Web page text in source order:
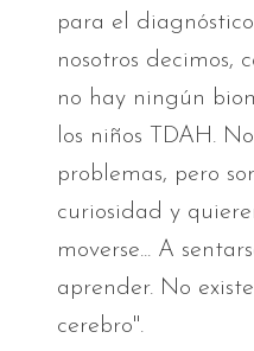
para el
nosotros decimos,
no hay ningún
los niños TDAH.
problemas, pero
curiosidad y
moverse... A
aprender. No
cerebro".